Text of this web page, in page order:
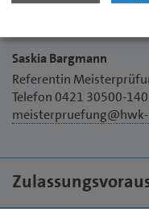
Saskia Bargmann
Referentin
Telefon 0421 30500-140